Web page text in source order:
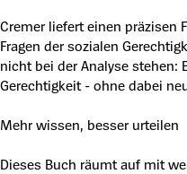
Cremer liefert einen präzisen
Fragen der sozialen
nicht bei der Analyse stehen:
Gerechtigkeit - ohne dabei
Mehr wissen, besser urteilen
Dieses Buch räumt auf mit